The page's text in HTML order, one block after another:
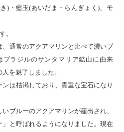
)・藍玉(あいだま・らんぎょく)、モ
。
通常のアクアマリンと比べて濃いブ
ブラジルのサンタマリア鉱山に由来
を魅了しました。
は枯渇しており、貴重な宝石になり
ブルーのアクアマリンが産出され、
」と呼ばれるようになりました。現在